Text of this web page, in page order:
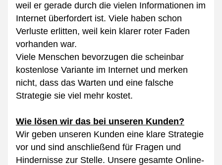
weil er gerade durch die vielen Informationen im
Internet überfordert ist. Viele haben schon
Verluste erlitten, weil kein klarer roter Faden
vorhanden war.
Viele Menschen bevorzugen die scheinbar
kostenlose Variante im Internet und merken
nicht, dass das Warten und eine falsche
Strategie sie viel mehr kostet.
Wie lösen wir das bei unseren Kunden?
Wir geben unseren Kunden eine klare Strategie
vor und sind anschließend für Fragen und
Hindernisse zur Stelle. Unsere gesamte Online-